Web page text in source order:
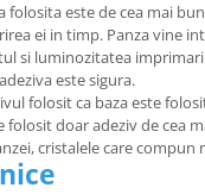
folosita este de cea mai
ei in timp. Panza vine
si luminozitatea
este sigura.
folosit ca baza este
folosit doar adeziv de cea
cristalele care compun